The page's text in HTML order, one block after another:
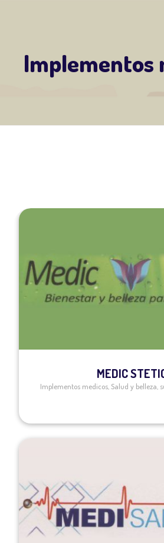
Implementos
MEDIC
Implementos medicos,Salud y belleza,